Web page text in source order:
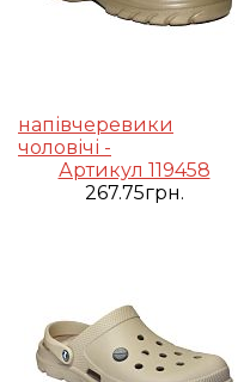
напівчеревики
чоловічі -
Артикул 119458
267.75грн.